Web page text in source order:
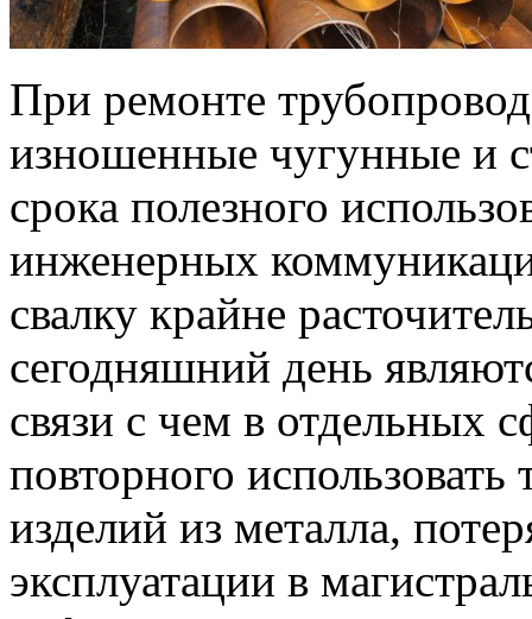
При ремонте
изношенные чугунные и
срока полезного
инженерных
свалку крайне
сегодняшний день
связи с чем в отдельных
повторного
изделий из металла,
эксплуатации в